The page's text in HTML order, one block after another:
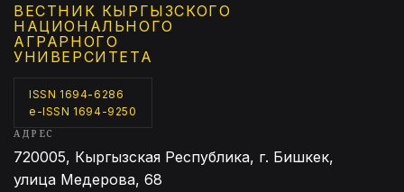
ВЕСТНИК КЫРГЫЗCКОГО
НАЦИОНАЛЬНОГО
АГРАРНОГО
УНИВЕРСИТЕТА
ISSN 1694-6286
e-ISSN 1694-9250
АДРЕС
720005, Кыргызская Республика, г. Бишкек,
улица Медерова, 68